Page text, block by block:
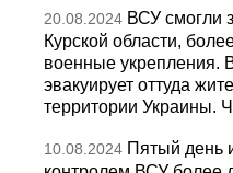
20.08.2024 ВСУ смогли
Курской области,
военные укрепления.
эвакуирует оттуда
территории Украины.
10.08.2024 Пятый день